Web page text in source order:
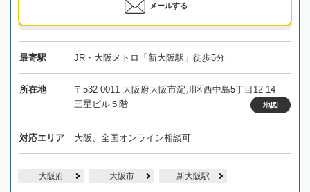
メールする
最寄駅 JR・大阪メトロ「新大阪駅」徒歩5分
所在地
〒532-0011 大阪府大阪市淀川区西中島5丁目12-14
三星ビル５階
地図
対応エリア 大阪、全国オンライン相談可
大阪府 大阪市 新大阪駅